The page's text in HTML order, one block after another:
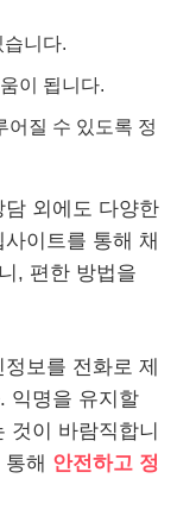
니다.
이 됩니다.
어질 수 있도록 정
외에도 다양한
이트를 통해 채
, 편한 방법을
정보를 전화로 제
익명을 유지할
것이 바람직합니
해 안전하고 정